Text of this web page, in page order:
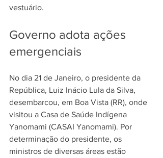
vestuário.
Governo adota ações
emergenciais
No dia 21 de Janeiro, o presidente da
República, Luiz Inácio Lula da Silva,
desembarcou, em Boa Vista (RR), onde
visitou a Casa de Saúde Indígena
Yanomami (CASAI Yanomami). Por
determinação do presidente, os
ministros de diversas áreas estão